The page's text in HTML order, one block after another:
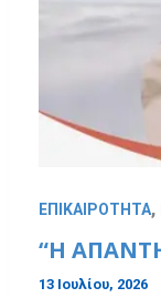
ΕΠΙΚΑΙΡΟΤΗΤΑ,
“Η
13 Ιουλίου, 2026